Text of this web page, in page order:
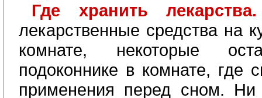
Где хранить
лекарственные средства на
комнате, некоторые
подоконнике в комнате, где
применения перед сном.